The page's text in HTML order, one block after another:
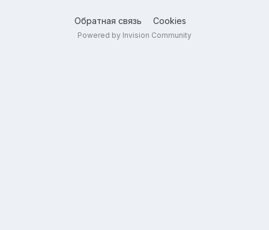
Обратная связь Cookies
Powered by Invision Community